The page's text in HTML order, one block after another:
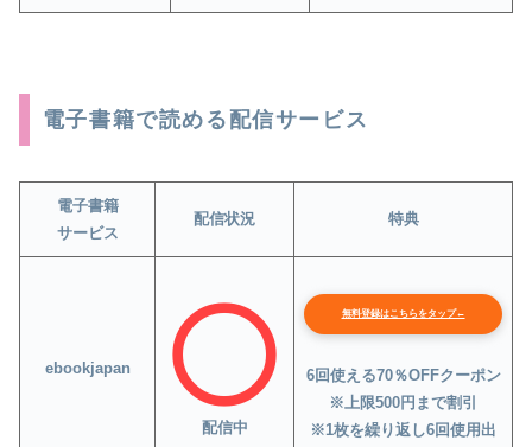
電子書籍で読める配信サービス
電子書籍
サービス
配信状況 特典
ebookjapan
配信中
無料登録はこちらをタップ←
6回使える70％OFFクーポン
※上限500円まで割引
※1枚を繰り返し6回使用出